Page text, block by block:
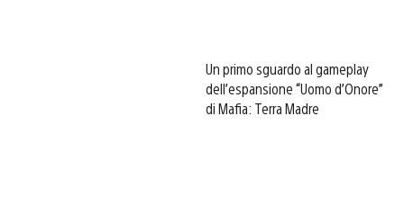
Un primo sguardo al gameplay
dell’espansione “Uomo d’Onore”
di Mafia: Terra Madre